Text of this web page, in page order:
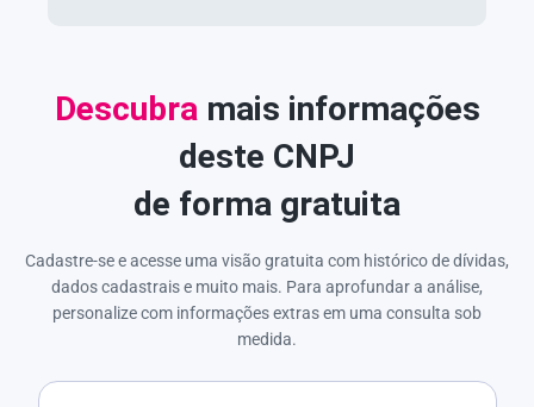
Descubra mais informações
deste CNPJ
de forma gratuita
Cadastre-se e acesse uma visão gratuita com histórico de dívidas,
dados cadastrais e muito mais. Para aprofundar a análise,
personalize com informações extras em uma consulta sob
medida.